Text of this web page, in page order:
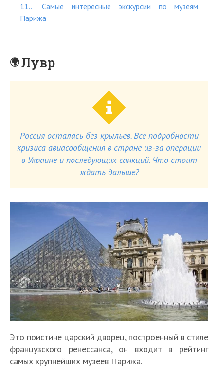
11.
Самые интересные экскурсии по музеям
Парижа
Лувр
Россия осталась без крыльев. Все подробности
кризиса авиасообщения в стране из-за операции
в Украине и последующих санкций. Что стоит
ждать дальше?
Это поистине царский дворец, построенный в стиле
французского ренессанса, он входит в рейтинг
самых крупнейших музеев Парижа.